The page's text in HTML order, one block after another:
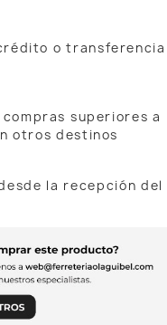
o transferencia
superiores a
otros destinos
la recepción del